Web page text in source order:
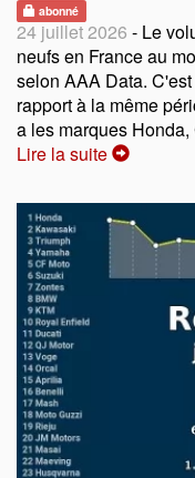
abonné
24 juillet 2026 - Le
neufs en France au
selon AAA Data.
rapport à la même
a les marques
Lire la suite